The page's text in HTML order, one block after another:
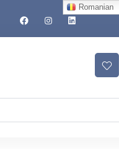
Romanian